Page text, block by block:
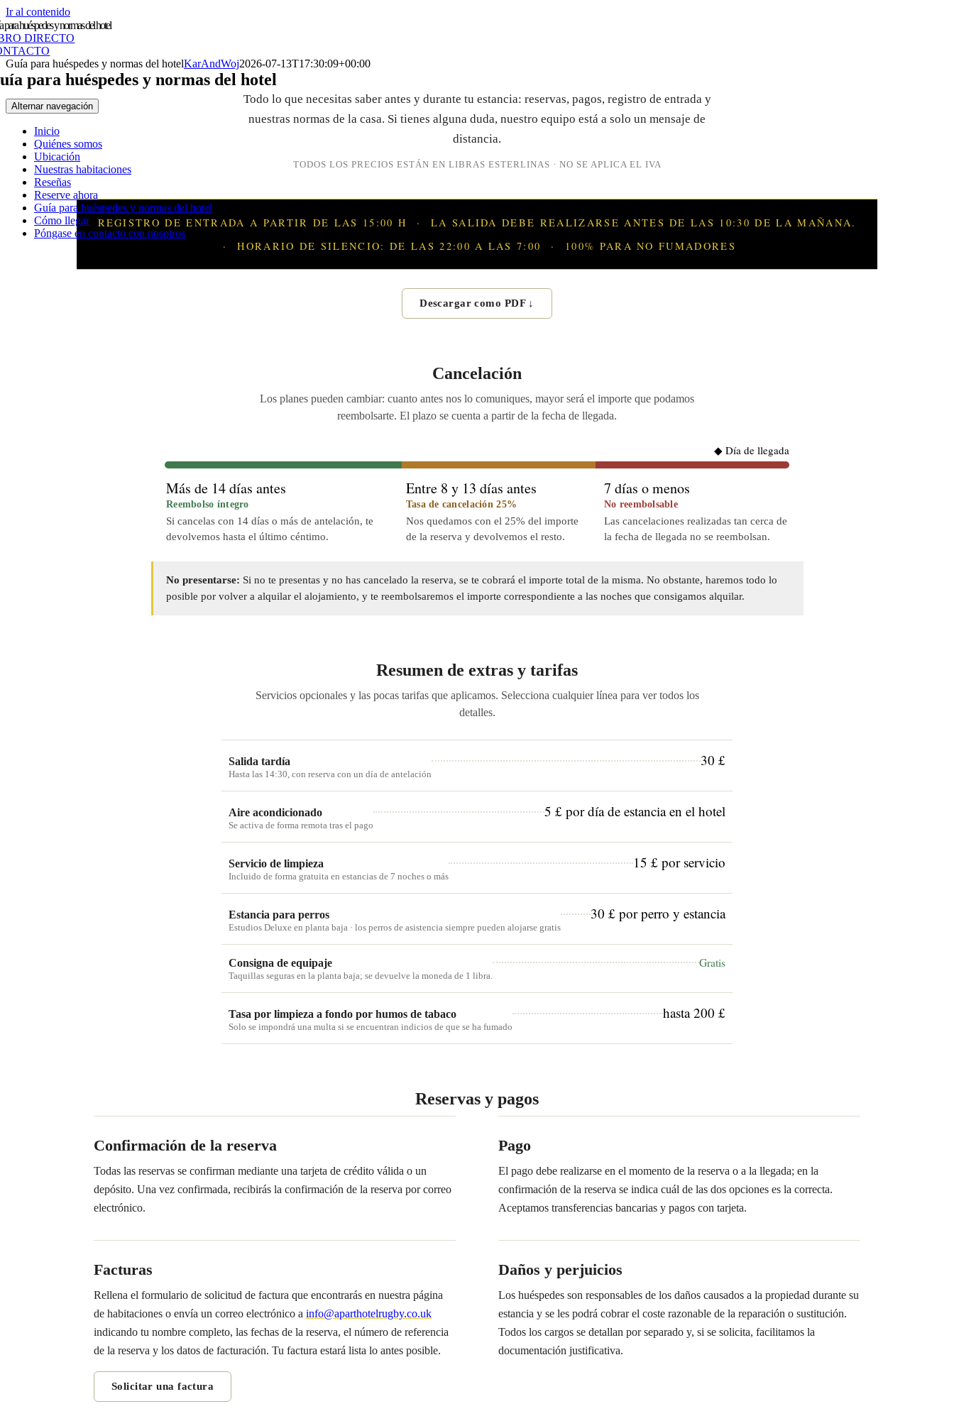
Ir al contenido
Alternar navegación
Inicio
Quiénes somos
Ubicación
Nuestras habitaciones
Reseñas
Reserve ahora
Guía para huéspedes y normas del hotel
Cómo llegar
Póngase en contacto con nosotros
para huéspedes y normas del hotel
DIRECTO
Guía para huéspedes y normas del hotelKarAndWoj2026-07-13T17:30:09+00:00
para huéspedes y normas del hotel
Todo lo que necesitas saber antes y durante tu estancia: reservas, pagos, registro de entrada y
nuestras normas de la casa. Si tienes alguna duda, nuestro equipo está a solo un mensaje de
distancia.
TODOS LOS PRECIOS ESTÁN EN LIBRAS ESTERLINAS · NO SE APLICA EL IVA
REGISTRO DE ENTRADA A PARTIR DE LAS 15:00 H · LA SALIDA DEBE REALIZARSE ANTES DE LAS 10:30 DE LA MAÑANA.
·HORARIO DE SILENCIO: DE LAS 22:00 A LAS 7:00 · 100% PARA NO FUMADORES
Descargar como PDF ↓
Cancelación
Los planes pueden cambiar: cuanto antes nos lo comuniques, mayor será el importe que podamos
reembolsarte. El plazo se cuenta a partir de la fecha de llegada.
◆ Día de llegada
Más de 14 días antes
Reembolso íntegro
Si cancelas con 14 días o más de antelación, te
devolvemos hasta el último céntimo.
Entre 8 y 13 días antes
Tasa de cancelación 25%
Nos quedamos con el 25% del importe
de la reserva y devolvemos el resto.
7 días o menos
No reembolsable
Las cancelaciones realizadas tan cerca de
la fecha de llegada no se reembolsan.
No presentarse: Si no te presentas y no has cancelado la reserva, se te cobrará el importe total de la misma. No obstante, haremos todo lo
posible por volver a alquilar el alojamiento, y te reembolsaremos el importe correspondiente a las noches que consigamos alquilar.
Resumen de extras y tarifas
Servicios opcionales y las pocas tarifas que aplicamos. Selecciona cualquier línea para ver todos los
detalles.
Salida tardía
Hasta las 14:30, con reserva con un día de antelación
30 £
Aire acondicionado
Se activa de forma remota tras el pago
5 £ por día de estancia en el hotel
Servicio de limpieza
Incluido de forma gratuita en estancias de 7 noches o más
15 £ por servicio
Estancia para perros
Estudios Deluxe en planta baja · los perros de asistencia siempre pueden alojarse gratis
30 £ por perro y estancia
Consigna de equipaje
Taquillas seguras en la planta baja; se devuelve la moneda de 1 libra.
Gratis
Tasa por limpieza a fondo por humos de tabaco
Solo se impondrá una multa si se encuentran indicios de que se ha fumado
hasta 200 £
Reservas y pagos
Confirmación de la reserva
Todas las reservas se confirman mediante una tarjeta de crédito válida o un
depósito. Una vez confirmada, recibirás la confirmación de la reserva por correo
electrónico.
Pago
El pago debe realizarse en el momento de la reserva o a la llegada; en la
confirmación de la reserva se indica cuál de las dos opciones es la correcta.
Aceptamos transferencias bancarias y pagos con tarjeta.
Facturas
Rellena el formulario de solicitud de factura que encontrarás en nuestra página
de habitaciones o envía un correo electrónico a info@aparthotelrugby.co.uk
indicando tu nombre completo, las fechas de la reserva, el número de referencia
de la reserva y los datos de facturación. Tu factura estará lista lo antes posible.
Solicitar una factura
Daños y perjuicios
Los huéspedes son responsables de los daños causados a la propiedad durante su
estancia y se les podrá cobrar el coste razonable de la reparación o sustitución.
Todos los cargos se detallan por separado y, si se solicita, facilitamos la
documentación justificativa.